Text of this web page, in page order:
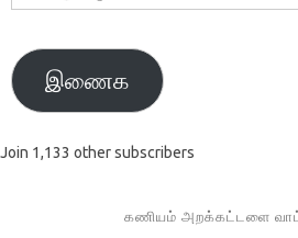
முகவரி
இணைக
Join 1,133 other subscribers
கணியம் அறக்கட்டளை